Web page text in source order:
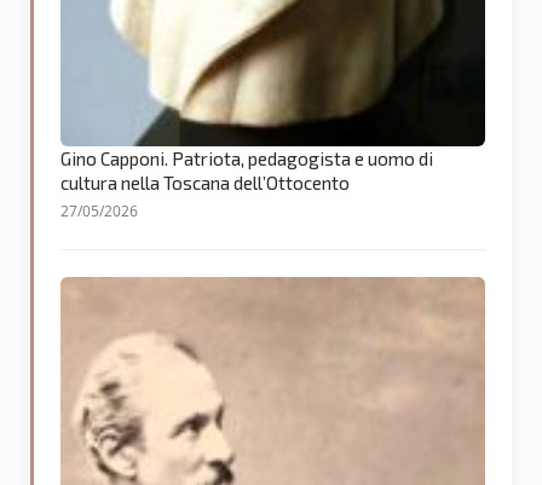
Gino Capponi. Patriota, pedagogista e uomo di
cultura nella Toscana dell’Ottocento
27/05/2026